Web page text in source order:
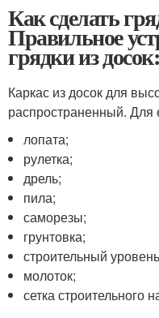
Как сделать
Правильное
грядки из
Каркас из досок для
распространенный. Для
лопата;
рулетка;
дрель;
пила;
саморезы;
грунтовка;
строительный
молоток;
сетка строительного